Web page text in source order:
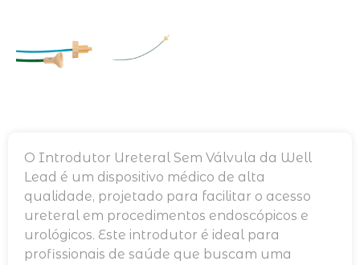
O Introdutor Ureteral Sem Válvula da Well
Lead é um dispositivo médico de alta
qualidade, projetado para facilitar o acesso
ureteral em procedimentos endoscópicos e
urológicos. Este introdutor é ideal para
profissionais de saúde que buscam uma